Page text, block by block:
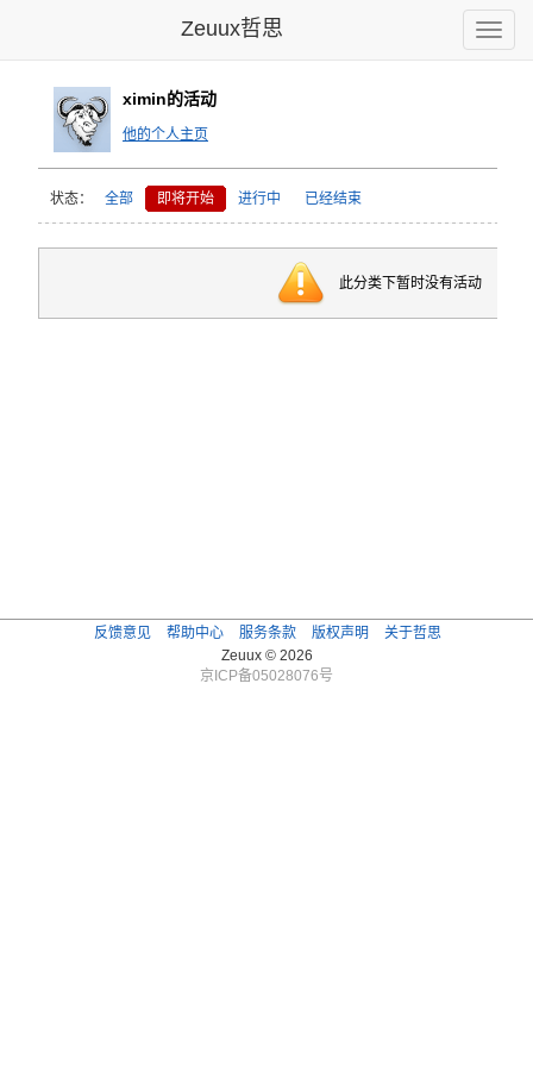
Toggle
Zeuux哲思
ximin的活动
他的个人主页
状态： 全部 即将开始 进行中 已经结束
此分类下暂时没有活动
反馈意见 帮助中心 服务条款 版权声明
关于哲思
Zeuux © 2026
京ICP备05028076号